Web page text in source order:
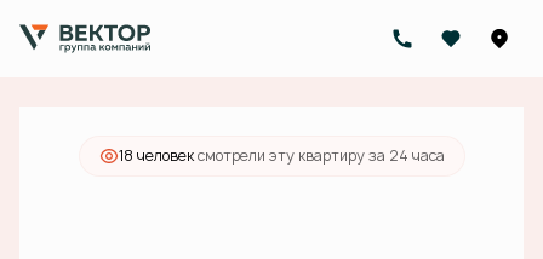
2-комнатная 21 280 000 руб.
Ипотекаот 76 424 руб./мес.
18 человексмотрели эту квартиру за 24 часа